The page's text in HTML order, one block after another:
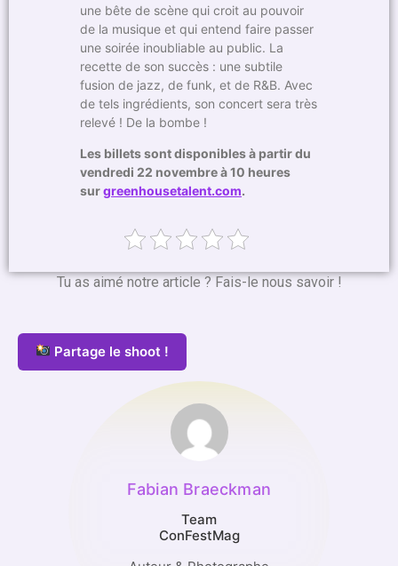
une bête de scène qui croit au pouvoir
de la musique et qui entend faire passer
une soirée inoubliable au public. La
recette de son succès : une subtile
fusion de jazz, de funk, et de R&B. Avec
de tels ingrédients, son concert sera très
relevé ! De la bombe !
Les billets sont disponibles à partir du
vendredi 22 novembre à 10 heures
surgreenhousetalent.com.
Tu as aimé notre article ? Fais-le nous savoir !
Partage le shoot !
Fabian Braeckman
Team
ConFestMag